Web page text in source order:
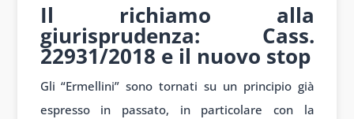
Il richiamo alla
giurisprudenza: Cass.
22931/2018 e il nuovo stop
Gli “Ermellini” sono tornati su un principio già
espresso in passato, in particolare con la